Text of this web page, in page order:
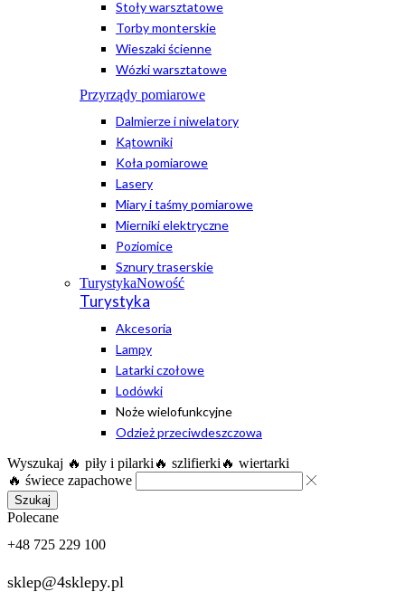
Stoły warsztatowe
Torby monterskie
Wieszaki ścienne
Wózki warsztatowe
Przyrządy pomiarowe
Dalmierze i niwelatory
Kątowniki
Koła pomiarowe
Lasery
Miary i taśmy pomiarowe
Mierniki elektryczne
Poziomice
Sznury traserskie
TurystykaNowość
Turystyka
Akcesoria
Lampy
Latarki czołowe
Lodówki
Noże wielofunkcyjne
Odzież przeciwdeszczowa
Wyszukaj 🔥 piły i pilarki 🔥 szlifierki 🔥 wiertarki
🔥 świece zapachowe
Szukaj
Polecane
+48 725 229 100
sklep@4sklepy.pl